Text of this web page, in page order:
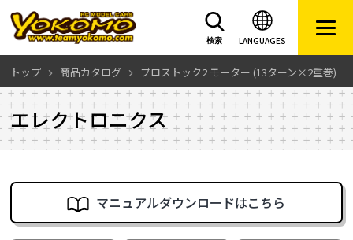
LANGUAGES
検索
トップ 商品カタログ プロストック2 モーター (13ターン×2重巻)
エレクトロニクス
マニュアルダウンロードはこちら